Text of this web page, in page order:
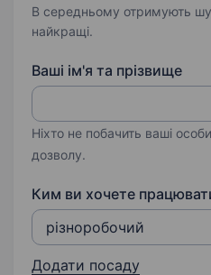
В середньому отримують
найкращі.
Ваші ім'я та прізвище
Ніхто не побачить ваші
дозволу.
Ким ви хочете
Додати посаду